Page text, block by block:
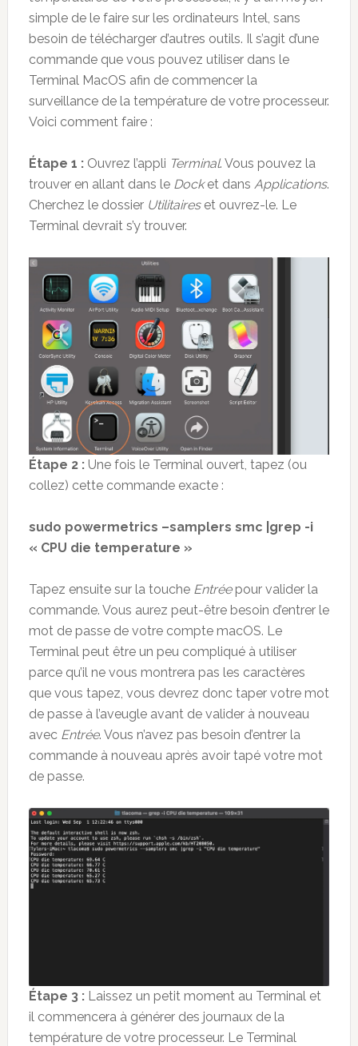
simple de le faire sur les ordinateurs Intel, sans
besoin de télécharger d’autres outils. Il s’agit d’une
commande que vous pouvez utiliser dans le
Terminal MacOS afin de commencer la
surveillance de la température de votre processeur.
Voici comment faire :
Étape 1 :Ouvrez l’appli Terminal. Vous pouvez la
trouver en allant dans le Docket dans Applications.
Cherchez le dossier Utilitaireset ouvrez-le. Le
Terminal devrait s’y trouver.
Étape 2 :Une fois le Terminal ouvert, tapez (ou
collez) cette commande exacte :
sudo powermetrics –samplers smc |grep -i
« CPU die temperature »
Tapez ensuite sur la touche Entrée pour valider la
commande. Vous aurez peut-être besoin d’entrer le
mot de passe de votre compte macOS. Le
Terminal peut être un peu compliqué à utiliser
parce qu’il ne vous montrera pas les caractères
que vous tapez, vous devrez donc taper votre mot
de passe à l’aveugle avant de valider à nouveau
avec Entrée. Vous n’avez pas besoin d’entrer la
commande à nouveau après avoir tapé votre mot
de passe.
Étape 3 :Laissez un petit moment au Terminal et
il commencera à générer des journaux de la
température de votre processeur. Le Terminal